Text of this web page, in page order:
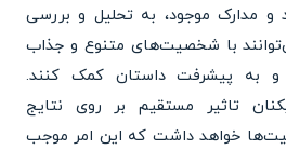
و مدارک موجود، به تحلیل و بررسی
می‌توانند با شخصیت‌های متنوع و جذاب
و به پیشرفت داستان کمک کنند.
تاثیر مستقیم بر روی نتایج
خواهد داشت که این امر موجب